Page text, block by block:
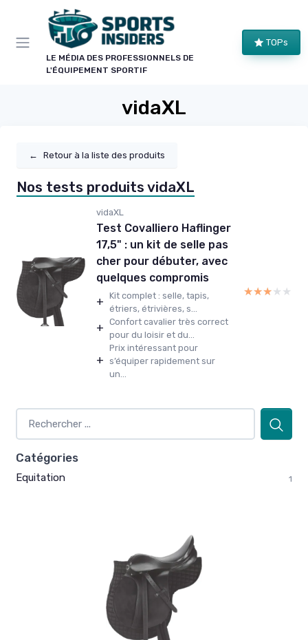
LE MÉDIA DES PROFESSIONNELS DE
L'ÉQUIPEMENT SPORTIF
TOPs
vidaXL
← Retour à la liste des produits
Nos tests produits vidaXL
vidaXL
Test Covalliero Haflinger
17,5" : un kit de selle pas
cher pour débuter, avec
quelques compromis
+ Kit complet : selle, tapis,
étriers, étrivières, s...
+ Confort cavalier très correct
pour du loisir et du...
+
Prix intéressant pour
s’équiper rapidement sur
un...
★★★★★
★★★★★
Catégories
Equitation 1
Panneau de gestion des cookies